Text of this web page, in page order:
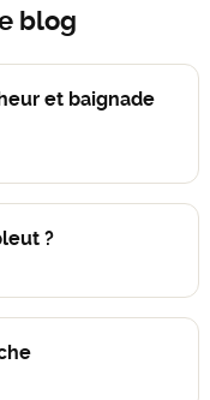
blog
et baignade
?